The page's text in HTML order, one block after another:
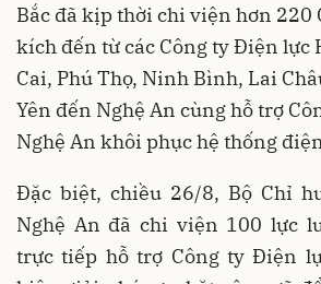
Bắc đã kịp thời chi viện hơn 220
kích đến từ các Công ty Điện lực
Cai, Phú Thọ, Ninh Bình, Lai
Yên đến Nghệ An cùng hỗ trợ
Nghệ An khôi phục hệ thống
Đặc biệt, chiều 26/8, Bộ Chỉ
Nghệ An đã chi viện 100 lực
trực tiếp hỗ trợ Công ty Điện